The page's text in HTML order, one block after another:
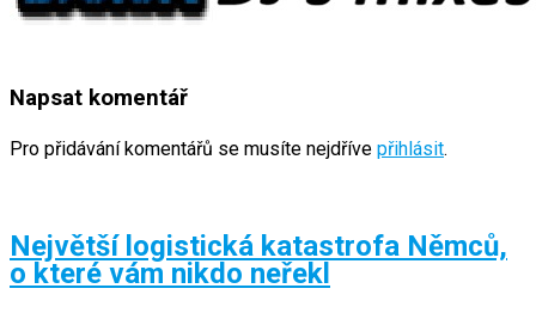
Napsat komentář
Pro přidávání komentářů se musíte nejdříve přihlásit.
Největší logistická katastrofa Němců,
o které vám nikdo neřekl